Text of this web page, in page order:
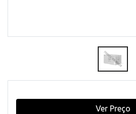
Ver Preço